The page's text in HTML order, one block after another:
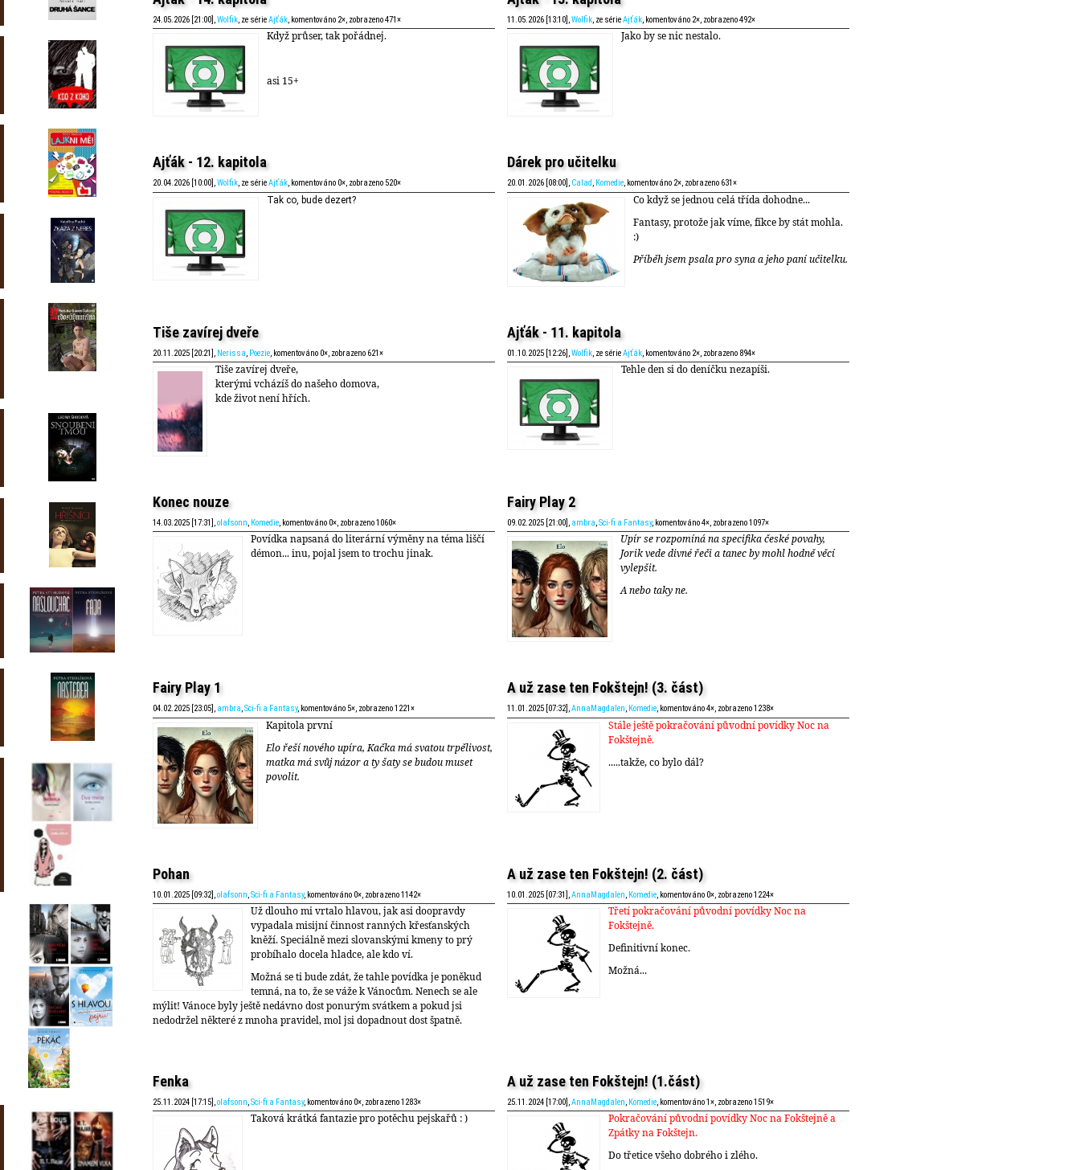
24.05.2026 [21:00],Wolfik, ze sérieAjťák, komentováno 2×, zobrazeno 471×
Když průser, tak pořádnej.
asi 15+
11.05.2026 [13:10],Wolfik, ze sérieAjťák, komentováno 2×, zobrazeno 492×
Jako by se nic nestalo.
Ajťák - 12. kapitola
20.04.2026 [10:00],Wolfik, ze sérieAjťák, komentováno 0×, zobrazeno 520×
Tak co, bude dezert?
Dárek pro učitelku
20.01.2026 [08:00], Calad , Komedie, komentováno 2×, zobrazeno 631×
Co když se jednou celá třída dohodne...
Fantasy, protože jak víme, fíkce by stát mohla.
:)
Příběh jsem psala pro syna a jeho paní učitelku.
Tiše zavírej dveře
20.11.2025 [20:21], Nerissa, Poezie, komentováno 0×, zobrazeno 621×
Tiše zavírej dveře,
kterými vcházíš do našeho domova,
kde život není hřích.
Ajťák - 11. kapitola
01.10.2025 [12:26],Wolfik, ze sérieAjťák, komentováno 2×, zobrazeno 894×
Tehle den si do deníčku nezapíši.
Konec nouze
14.03.2025 [17:31],olafsonn, Komedie, komentováno 0×, zobrazeno 1060×
Povídka napsaná do literární výměny na téma liščí
démon... inu, pojal jsem to trochu jinak.
Fairy Play 2
09.02.2025 [21:00], ambra,Sci-fi a Fantasy, komentováno 4×, zobrazeno 1097×
Upír se rozpomíná na specifika české povahy,
Jorik vede divné řeči a tanec by mohl hodně věcí
vylepšit.
A nebo taky ne.
Fairy Play 1
04.02.2025 [23:05], ambra,Sci-fi a Fantasy, komentováno 5×, zobrazeno 1221×
Kapitola první
Elo řeší nového upíra, Kačka má svatou trpělivost,
matka má svůj názor a ty šaty se budou muset
povolit.
A už zase ten Fokštejn! (3. část)
11.01.2025 [07:32],AnnaMagdalen, Komedie, komentováno 4×, zobrazeno 1238×
Stále ještě pokračování původní povídky Noc na
Fokštejně.
.....takže, co bylo dál?
Pohan
10.01.2025 [09:32],olafsonn,Sci-fi a Fantasy, komentováno 0×, zobrazeno 1142×
Už dlouho mi vrtalo hlavou, jak asi doopravdy
vypadala misijní činnost ranných křesťanských
kněží. Speciálně mezi slovanskými kmeny to prý
probíhalo docela hladce, ale kdo ví.
Možná se ti bude zdát, že tahle povídka je poněkud
temná, na to, že se váže k Vánocům. Nenech se ale
mýlit! Vánoce byly ještě nedávno dost ponurým svátkem a pokud jsi
nedodržel některé z mnoha pravidel, mol jsi dopadnout dost špatně.
A už zase ten Fokštejn! (2. část)
10.01.2025 [07:31],AnnaMagdalen, Komedie, komentováno 0×, zobrazeno 1224×
Třetí pokračování původní povídky Noc na
Fokštejně.
Definitivní konec.
Možná...
Fenka
25.11.2024 [17:15],olafsonn,Sci-fi a Fantasy, komentováno 0×, zobrazeno 1283×
Taková krátká fantazie pro potěchu pejskařů : )
A už zase ten Fokštejn! (1.část)
25.11.2024 [17:00],AnnaMagdalen, Komedie, komentováno 1×, zobrazeno 1519×
Pokračování původní povídky Noc na Fokštejně a
Zpátky na Fokštejn.
Do třetice všeho dobrého i zlého.